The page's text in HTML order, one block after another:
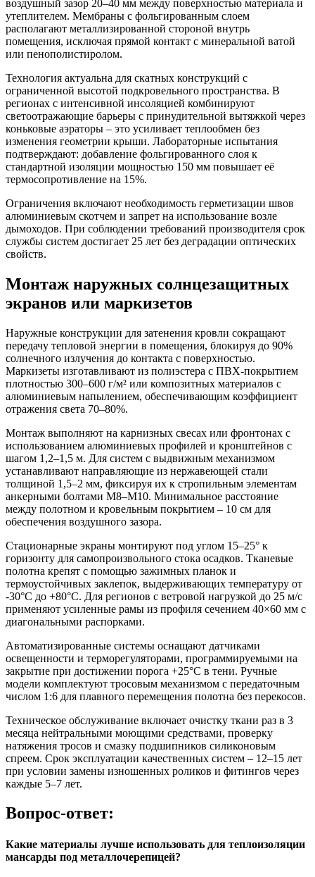
воздушный зазор 20–40 мм между поверхностью материала и
утеплителем. Мембраны с фольгированным слоем
располагают металлизированной стороной внутрь
помещения, исключая прямой контакт с минеральной ватой
или пенополистиролом.
Технология актуальна для скатных конструкций с
ограниченной высотой подкровельного пространства. В
регионах с интенсивной инсоляцией комбинируют
светоотражающие барьеры с принудительной вытяжкой через
коньковые аэраторы – это усиливает теплообмен без
изменения геометрии крыши. Лабораторные испытания
подтверждают: добавление фольгированного слоя к
стандартной изоляции мощностью 150 мм повышает её
термосопротивление на 15%.
Ограничения включают необходимость герметизации швов
алюминиевым скотчем и запрет на использование возле
дымоходов. При соблюдении требований производителя срок
службы систем достигает 25 лет без деградации оптических
свойств.
Монтаж наружных солнцезащитных
экранов или маркизетов
Наружные конструкции для затенения кровли сокращают
передачу тепловой энергии в помещения, блокируя до 90%
солнечного излучения до контакта с поверхностью.
Маркизеты изготавливают из полиэстера с ПВХ-покрытием
плотностью 300–600 г/м² или композитных материалов с
алюминиевым напылением, обеспечивающим коэффициент
отражения света 70–80%.
Монтаж выполняют на карнизных свесах или фронтонах с
использованием алюминиевых профилей и кронштейнов с
шагом 1,2–1,5 м. Для систем с выдвижным механизмом
устанавливают направляющие из нержавеющей стали
толщиной 1,5–2 мм, фиксируя их к стропильным элементам
анкерными болтами М8–М10. Минимальное расстояние
между полотном и кровельным покрытием – 10 см для
обеспечения воздушного зазора.
Стационарные экраны монтируют под углом 15–25° к
горизонту для самопроизвольного стока осадков. Тканевые
полотна крепят с помощью зажимных планок и
термоустойчивых заклепок, выдерживающих температуру от
-30°C до +80°C. Для регионов с ветровой нагрузкой до 25 м/с
применяют усиленные рамы из профиля сечением 40×60 мм с
диагональными распорками.
Автоматизированные системы оснащают датчиками
освещенности и терморегуляторами, программируемыми на
закрытие при достижении порога +25°C в тени. Ручные
модели комплектуют тросовым механизмом с передаточным
числом 1:6 для плавного перемещения полотна без перекосов.
Техническое обслуживание включает очистку ткани раз в 3
месяца нейтральными моющими средствами, проверку
натяжения тросов и смазку подшипников силиконовым
спреем. Срок эксплуатации качественных систем – 12–15 лет
при условии замены изношенных роликов и фитингов через
каждые 5–7 лет.
Вопрос-ответ:
Какие материалы лучше использовать для теплоизоляции
мансарды под металлочерепицей?